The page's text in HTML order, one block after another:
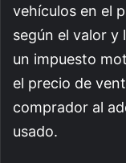
vehículos en el
según el valor y
un impuesto
el precio de
comprador al
usado.